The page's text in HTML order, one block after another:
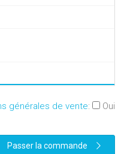
générales de vente: Oui
Passer la commande